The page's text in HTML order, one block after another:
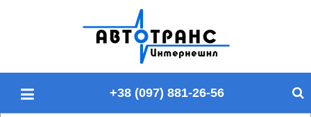
+38 (097) 881-26-56